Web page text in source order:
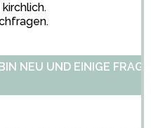
NEU UND EINIGE